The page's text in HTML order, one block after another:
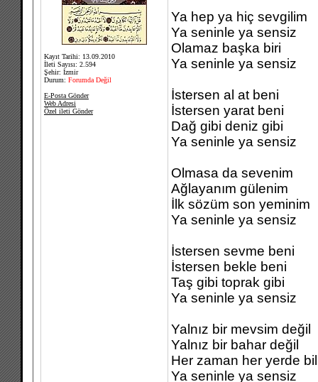
Kayıt Tarihi: 13.09.2010
İleti Sayısı: 2.594
Şehir: İzmir
Durum: Forumda Değil
E-Posta Gönder
Web Adresi
Özel ileti Gönder
Ya hep ya hiç sevgilim
Ya seninle ya sensiz
Olamaz başka biri
Ya seninle ya sensiz
İstersen al at beni
İstersen yarat beni
Dağ gibi deniz gibi
Ya seninle ya sensiz
Olmasa da sevenim
Ağlayanım gülenim
İlk sözüm son yeminim
Ya seninle ya sensiz
İstersen sevme beni
İstersen bekle beni
Taş gibi toprak gibi
Ya seninle ya sensiz
Yalnız bir mevsim değil
Yalnız bir bahar değil
Her zaman her yerde bil
Ya seninle ya sensiz